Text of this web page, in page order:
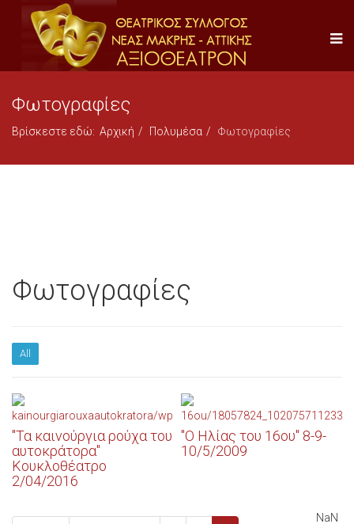
Φωτογραφίες
Βρίσκεστε εδώ: Αρχική Πολυμέσα Φωτογραφίες
Φωτογραφίες
All
"Τα καινούργια ρούχα του
αυτοκράτορα"
Κουκλοθέατρο
2/04/2016
"Ο Ηλίας του 16ου" 8-9-
10/5/2009
NaN